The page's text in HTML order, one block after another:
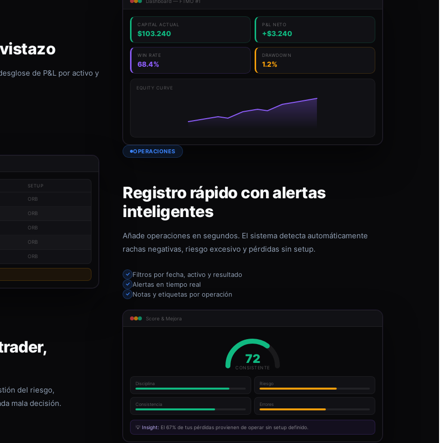
de P&L por activo y
CAPITAL ACTUAL
$103.240
P&L NETO
+$3.240
WIN RATE
68.4%
DRAWDOWN
1.2%
EQUITY CURVE
SETUP
ORB
ORB
ORB
ORB
ORB
OPERACIONES
Registro rápido con alertas
inteligentes
Añade operaciones en segundos. El sistema detecta automáticamente
rachas negativas, riesgo excesivo y pérdidas sin setup.
Filtros por fecha, activo y resultado
Alertas en tiempo real
Notas y etiquetas por operación
del riesgo,
mala decisión.
Score & Mejora
72
CONSISTENTE
Disciplina Riesgo
Consistencia Errores
💡 Insight: El 67% de tus pérdidas provienen de operar sin setup definido.